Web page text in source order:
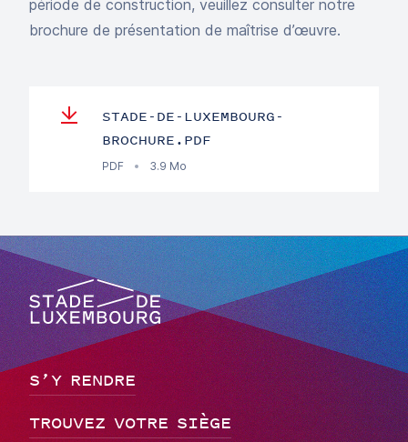
période de construction, veuillez consulter notre
brochure de présentation de maîtrise d’œuvre.
STADE-DE-LUXEMBOURG-
BROCHURE.PDF
PDF 3.9 Mo
Stade de Luxembourg, go to main page
S’Y RENDRE
TROUVEZ VOTRE SIÈGE